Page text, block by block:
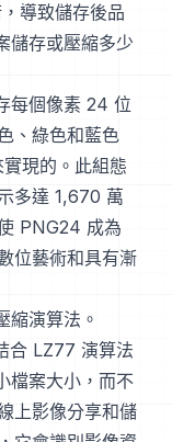
導致儲存後品
儲存或壓縮多少
每個像素 24 位
、綠色和藍色
現的。此組態
多達 1,670 萬
PNG24 成為
位藝術和具有漸
縮演算法。
合 LZ77 演算法
檔案大小，而不
上影像分享和儲